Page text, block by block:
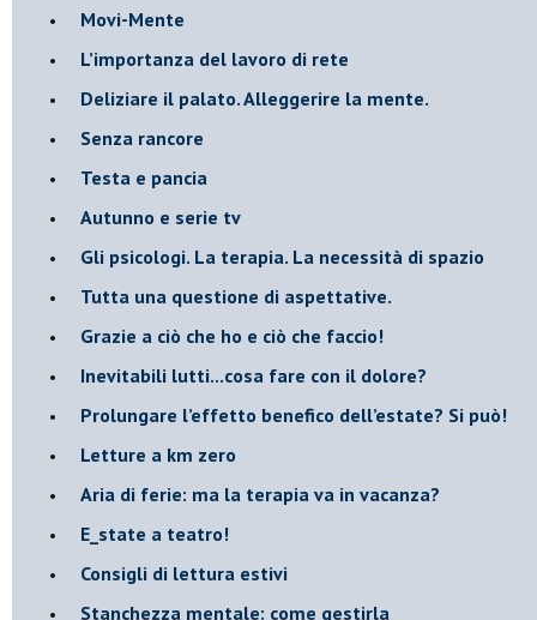
​Movi-Mente
​L’importanza del lavoro di rete
​Deliziare il palato. Alleggerire la mente.
​Senza rancore
​Testa e pancia
​Autunno e serie tv
​Gli psicologi. La terapia. La necessità di spazio
​Tutta una questione di aspettative.
​Grazie a ciò che ho e ciò che faccio!
​Inevitabili lutti...cosa fare con il dolore?
Prolungare l’effetto benefico dell’estate? Si può!
​Letture a km zero
​Aria di ferie: ma la terapia va in vacanza?
​E_state a teatro!
​Consigli di lettura estivi
​Stanchezza mentale: come gestirla